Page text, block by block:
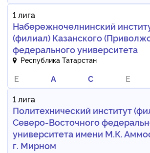
1 лига
Набережночелнинский
(филиал) Казанского
федерального университета
Республика Татарстан
E A C E
1 лига
Политехнический институт
Северо-Восточного
университета имени М.К.
г. Мирном